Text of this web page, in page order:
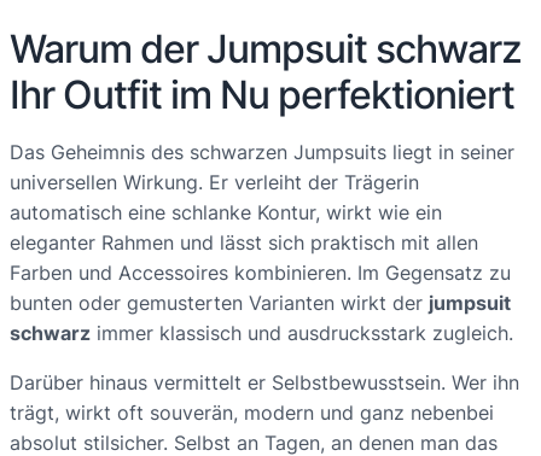
Warum der Jumpsuit schwarz
Ihr Outfit im Nu perfektioniert
Das Geheimnis des schwarzen Jumpsuits liegt in seiner
universellen Wirkung. Er verleiht der Trägerin
automatisch eine schlanke Kontur, wirkt wie ein
eleganter Rahmen und lässt sich praktisch mit allen
Farben und Accessoires kombinieren. Im Gegensatz zu
bunten oder gemusterten Varianten wirkt der jumpsuit
schwarz immer klassisch und ausdrucksstark zugleich.
Darüber hinaus vermittelt er Selbstbewusstsein. Wer ihn
trägt, wirkt oft souverän, modern und ganz nebenbei
absolut stilsicher. Selbst an Tagen, an denen man das